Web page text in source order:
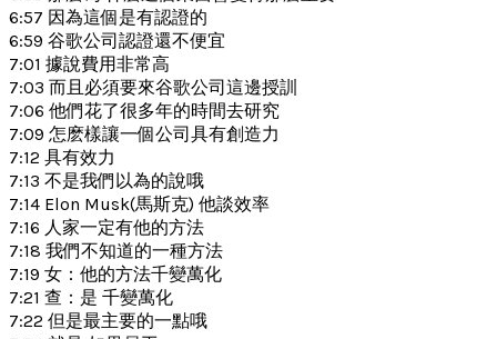
6:57 因為這個是有認證的
6:59 谷歌公司認證還不便宜
7:01 據說費用非常高
7:03 而且必須要來谷歌公司這邊授訓
7:06 他們花了很多年的時間去研究
7:09 怎麽樣讓一個公司具有創造力
7:12 具有效力
7:13 不是我們以為的說哦
7:14 Elon Musk(馬斯克) 他談效率
7:16 人家一定有他的方法
7:18 我們不知道的一種方法
7:19 女：他的方法千變萬化
7:21 查：是 千變萬化
7:22 但是最主要的一點哦